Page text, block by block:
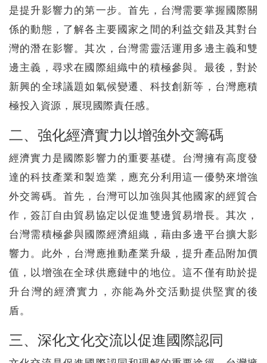
是提升影響力的第一步。首先，台灣需要掌握國際關
係的動態，了解各主要國家之間的利益交錯及其對台
灣的潛在影響。其次，台灣需靈活運用多邊主義和雙
邊主義，尋求在國際組織中的積極參與。最後，對於
新興的全球議題如氣候變遷、科技創新等，台灣應積
極投入資源，展現國際責任感。
二、強化經濟實力以增強外交籌碼
經濟實力是國際影響力的重要基礎。台灣擁有高度發
達的科技產業和製造業，應充分利用這一優勢來增強
外交籌碼。首先，台灣可以加強與其他國家的經貿合
作，簽訂自由貿易協定以促進雙邊貿易增長。其次，
台灣需積極參與國際經濟組織，藉由多邊平台擴大影
響力。此外，台灣應推動產業升級，提升產品附加價
值，以增強在全球供應鏈中的地位。這不僅有助於提
升台灣的經濟實力，亦能為外交活動提供堅實的後
盾。
三、深化文化交流以促進國際認同